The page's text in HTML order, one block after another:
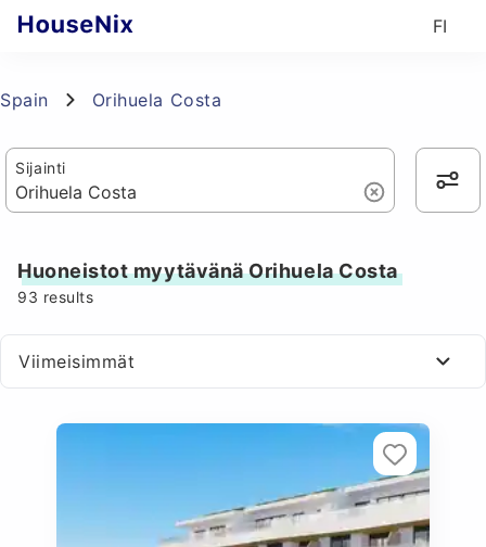
FI
Spain Orihuela Costa
Sijainti
Huoneistot myytävänä Orihuela Costa
93 results
Viimeisimmät